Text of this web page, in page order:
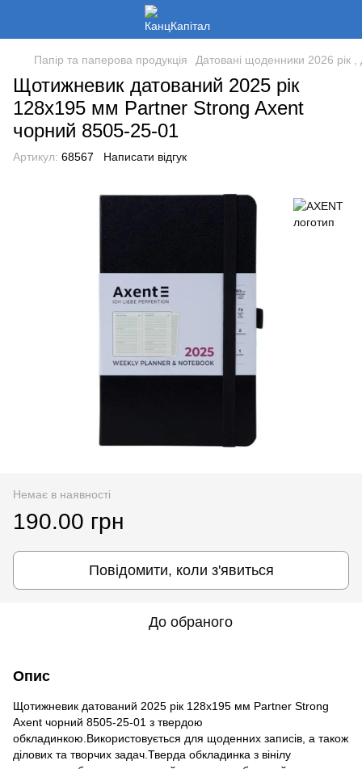
Папір та паперова продукція Датовані щоденники 2026 рік ,
Щотижневик датований 2025 рік
128х195 мм Partner Strong Axent
чорний 8505-25-01
Артикул: 68567 Написати відгук
Немає в наявності
190.00 грн
Повідомити, коли з'явиться
До обраного
Опис
Щотижневик датований 2025 рік 128х195 мм Partner Strong
Axent чорний 8505-25-01 з твердою
обкладинкою.Використовується для щоденних записів, а також
ділових та творчих задач.Тверда обкладинка з вінілу